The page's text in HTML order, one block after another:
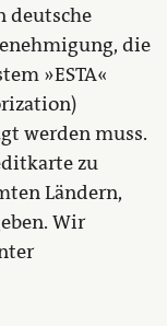
deutsche
die
»ESTA«
werden muss.
zu
Ländern,
Wir